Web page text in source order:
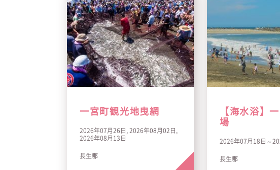
一宮町観光地曳網
2026年07月26日, 2026年08月02日,
2026年08月13日
長生郡
【海水浴】
場
2026年07月18日～
長生郡